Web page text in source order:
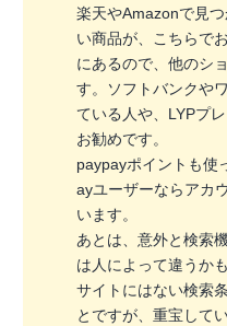
楽天やAmazonで見
い商品が、こちらで
にあるので、他のシ
す。ソフトバンクや
ている人や、LYPプ
お勧めです。
paypayポイントも使
ayユーザーならアカ
います。
あとは、意外と検索
は人によって違うか
サイトにはない検索
とですが、重宝してい